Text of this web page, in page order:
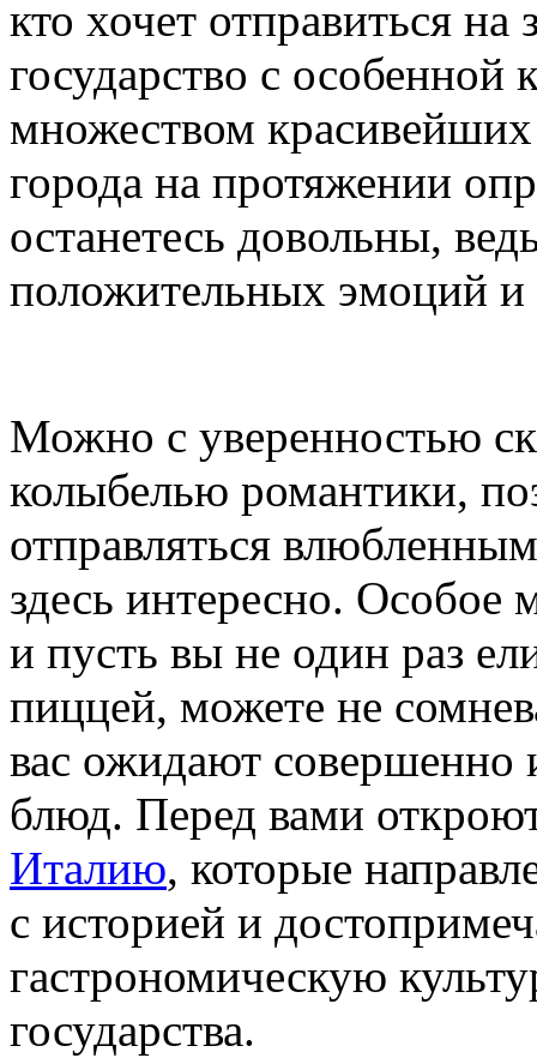
кто хочет отправиться на
государство с особенной
множеством
города на протяжении
останетесь довольны,
положительных эмоций и
Можно с уверенностью
колыбелью романтики,
отправляться
здесь интересно. Особое
и пусть вы не один раз
пиццей, можете не
вас ожидают совершенно
блюд. Перед вами
Италию, которые
с историей и
гастрономическую
государства.